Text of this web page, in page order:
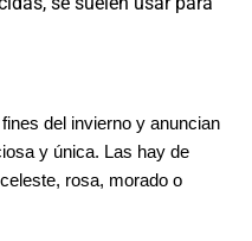
del invierno y anuncian
y única. Las hay de
rosa, morado o